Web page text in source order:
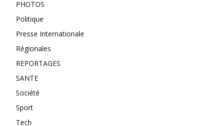
PHOTOS
Politique
Presse Internationale
Régionales
REPORTAGES
SANTE
Société
Sport
Tech